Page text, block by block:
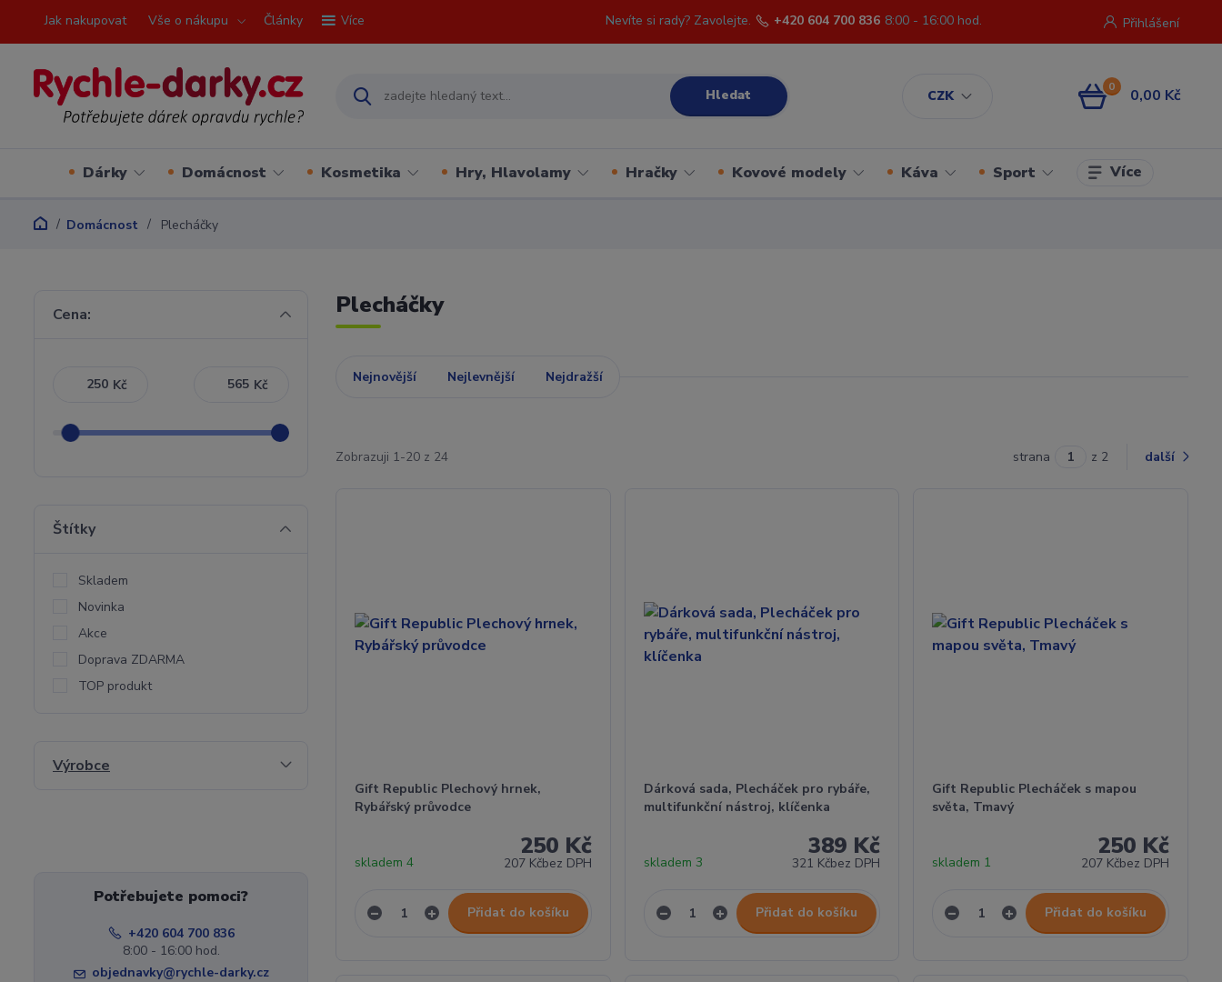
Jak nakupovat Vše o nákupu Články Více
CZK
Přihlášení
Hledat
Nevíte si rady? Zavolejte. +420 604 700 836 8:00 - 16:00 hod.
0 0,00 Kč
Dárky Domácnost Kosmetika Hry, Hlavolamy Hračky Kovové modely Káva Sport Více
Domácnost Plecháčky
Plecháčky
Nejnovější Nejlevnější Nejdražší
Zobrazuji 1-20 z 24 strana z 2 další
Gift Republic Plechový hrnek,
Rybářský průvodce
250 Kč
207 Kčbez DPH
skladem 4
Přidat do košíku
Dárková sada, Plecháček pro rybáře,
multifunkční nástroj, klíčenka
389 Kč
321 Kčbez DPH
skladem 3
Přidat do košíku
Gift Republic Plecháček s mapou
světa, Tmavý
250 Kč
207 Kčbez DPH
skladem 1
Přidat do košíku
Cena:
Kč Kč
Štítky
Skladem
Novinka
Akce
Doprava ZDARMA
TOP produkt
Výrobce
Potřebujete pomoci?
+420 604 700 836
8:00 - 16:00 hod.
objednavky@rychle-darky.cz